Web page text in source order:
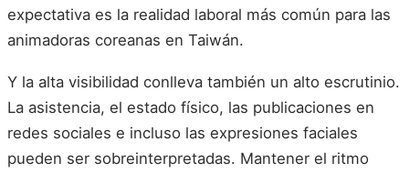
expectativa es la realidad laboral más común para las
animadoras coreanas en Taiwán.
Y la alta visibilidad conlleva también un alto escrutinio.
La asistencia, el estado físico, las publicaciones en
redes sociales e incluso las expresiones faciales
pueden ser sobreinterpretadas. Mantener el ritmo